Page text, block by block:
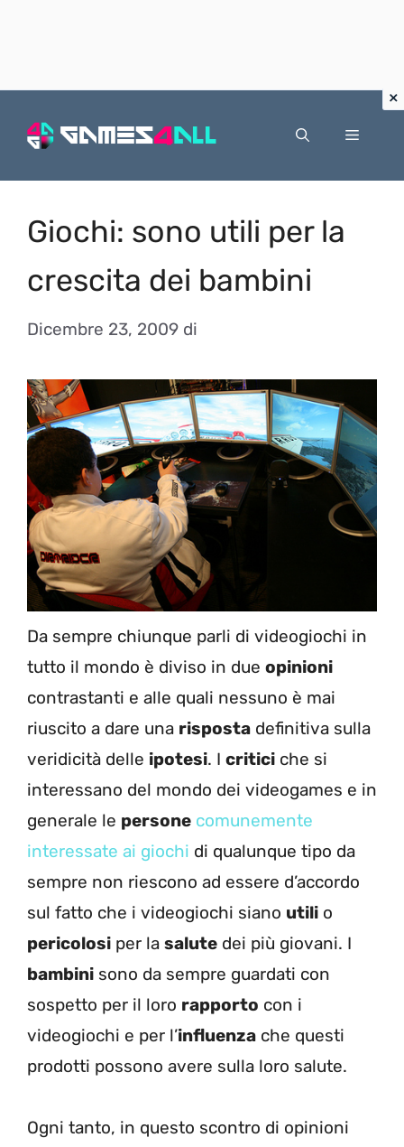
Menu
Giochi: sono utili per la
crescita dei bambini
Dicembre 23, 2009 di
Da sempre chiunque parli di videogiochi in
tutto il mondo è diviso in due opinioni
contrastanti e alle quali nessuno è mai
riuscito a dare una risposta definitiva sulla
veridicità delle ipotesi. I critici che si
interessano del mondo dei videogames e in
generale le persone comunemente
interessate ai giochi di qualunque tipo da
sempre non riescono ad essere d’accordo
sul fatto che i videogiochi siano utili o
pericolosi per la salute dei più giovani. I
bambini sono da sempre guardati con
sospetto per il loro rapporto con i
videogiochi e per l’influenza che questi
prodotti possono avere sulla loro salute.
Ogni tanto, in questo scontro di opinioni